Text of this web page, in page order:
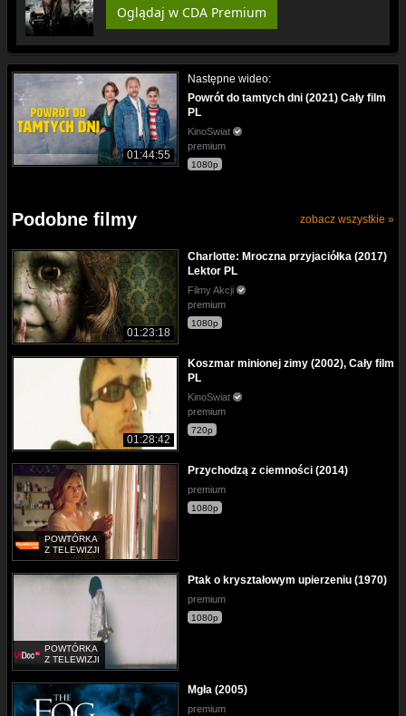
Oglądaj w CDA Premium
01:44:55
Następne wideo:
Powrót do tamtych dni (2021) Cały film
PL
KinoSwiat
premium
1080p
Podobne filmy zobacz wszystkie »
01:23:18
Charlotte: Mroczna przyjaciółka (2017)
Lektor PL
Filmy Akcji
premium
1080p
01:28:42
Koszmar minionej zimy (2002), Cały film
PL
KinoSwiat
premium
720p
POWTÓRKA
Z TELEWIZJI
Przychodzą z ciemności (2014)
premium
1080p
POWTÓRKA
Z TELEWIZJI
Ptak o kryształowym upierzeniu (1970)
premium
1080p
Mgła (2005)
premium